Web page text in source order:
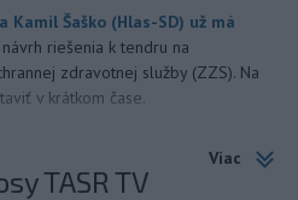
Šaško (Hlas-SD) už má
riešenia k tendru na
zdravotnej služby (ZZS). Na
v krátkom čase.
Viac
TASR TV